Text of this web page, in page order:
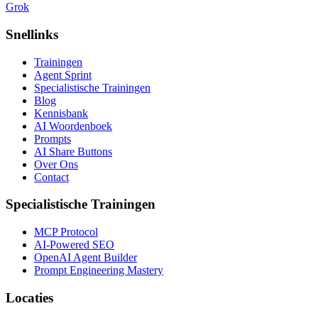
Grok
Snellinks
Trainingen
Agent Sprint
Specialistische Trainingen
Blog
Kennisbank
AI Woordenboek
Prompts
AI Share Buttons
Over Ons
Contact
Specialistische Trainingen
MCP Protocol
AI-Powered SEO
OpenAI Agent Builder
Prompt Engineering Mastery
Locaties